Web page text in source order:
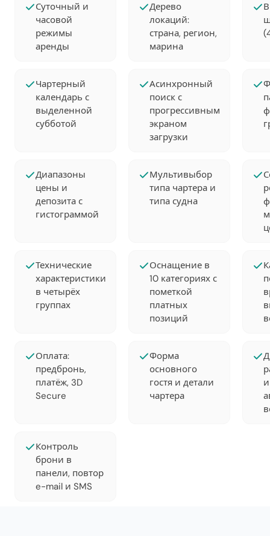
Суточный и
часовой
режимы
аренды
Дерево
локаций:
страна, регион,
марина
Чартерный
календарь с
выделенной
субботой
Асинхронный
поиск с
прогрессивным
экраном
загрузки
Диапазоны
цены и
депозита с
гистограммой
Мультивыбор
типа чартера и
типа судна
Технические
характеристики
в четырёх
группах
Оснащение в
10 категориях с
пометкой
платных
позиций
Оплата:
предбронь,
платёж, 3D
Secure
Форма
основного
гостя и детали
чартера
и
Контроль
брони в
панели, повтор
e-mail и SMS